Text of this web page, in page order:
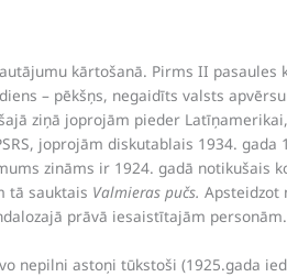
kārtošanā. Pirms II pasaules
– pēkšņs, negaidīts valsts
ziņā joprojām pieder
joprojām diskutablais 1934.
zināms ir 1924. gadā notikušais
tā sauktais Valmieras pučs. Apsteidzot
prāvā iesaistītajām
nepilni astoņi tūkstoši (1925.gada